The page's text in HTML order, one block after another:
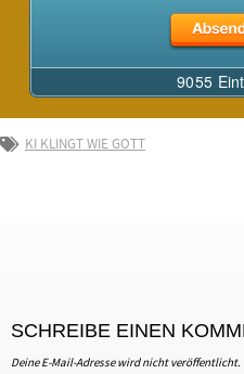
KI KLINGT WIE GOTT
SCHREIBE EINEN
Deine E-Mail-Adresse wird nicht veröffentlicht.